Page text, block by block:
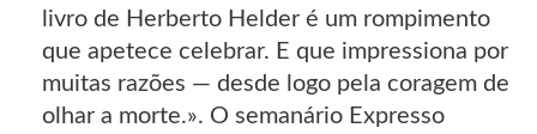
livro de Herberto Helder é um rompimento
que apetece celebrar. E que impressiona por
muitas razões — desde logo pela coragem de
olhar a morte.». O semanário Expresso